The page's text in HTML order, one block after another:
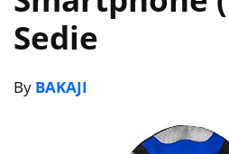
Sedie
By BAKAJI